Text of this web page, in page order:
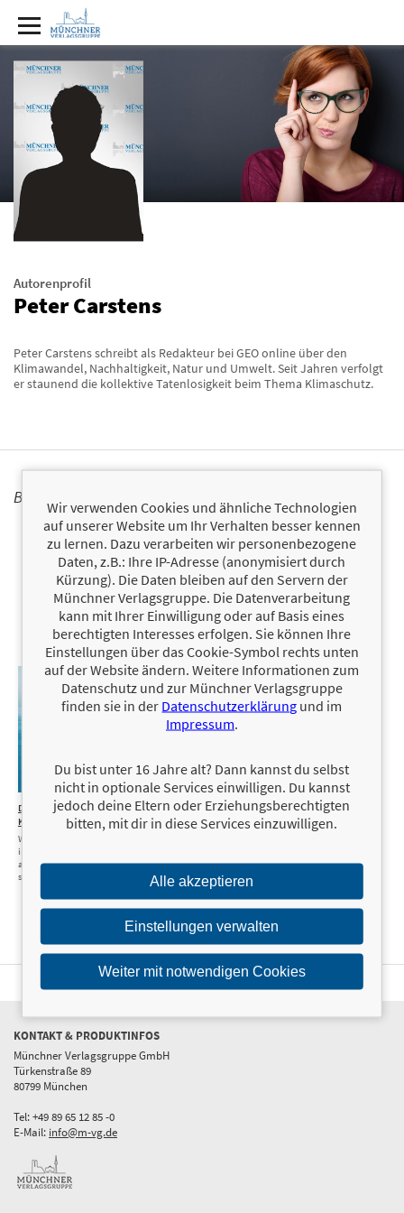
Autorenprofil
Peter Carstens
Peter Carstens schreibt als Redakteur bei GEO online über den
Klimawandel, Nachhaltigkeit, Natur und Umwelt. Seit Jahren verfolgt
er staunend die kollektive Tatenlosigkeit beim Thema Klimaschutz.
BÜCHER
12,99 €
Das
Klimaparadox
Warum wir lieber
im Chaos versinken,
als das Klima zu
schützen
KONTAKT & PRODUKTINFOS
Münchner Verlagsgruppe GmbH
Türkenstraße 89
80799 München
Tel: +49 89 65 12 85 -0
E-Mail: info@m-vg.de
Wir verwenden Cookies und ähnliche Technologien
auf unserer Website um Ihr Verhalten besser kennen
zu lernen. Dazu verarbeiten wir personenbezogene
Daten, z.B.: Ihre IP-Adresse (anonymisiert durch
Kürzung). Die Daten bleiben auf den Servern der
Münchner Verlagsgruppe. Die Datenverarbeitung
kann mit Ihrer Einwilligung oder auf Basis eines
berechtigten Interesses erfolgen. Sie können Ihre
Einstellungen über das Cookie-Symbol rechts unten
auf der Website ändern. Weitere Informationen zum
Datenschutz und zur Münchner Verlagsgruppe
finden sie in der Datenschutzerklärung und im
Impressum.
Du bist unter 16 Jahre alt? Dann kannst du selbst
nicht in optionale Services einwilligen. Du kannst
jedoch deine Eltern oder Erziehungsberechtigten
bitten, mit dir in diese Services einzuwilligen.
Alle akzeptieren
Einstellungen verwalten
Weiter mit notwendigen Cookies